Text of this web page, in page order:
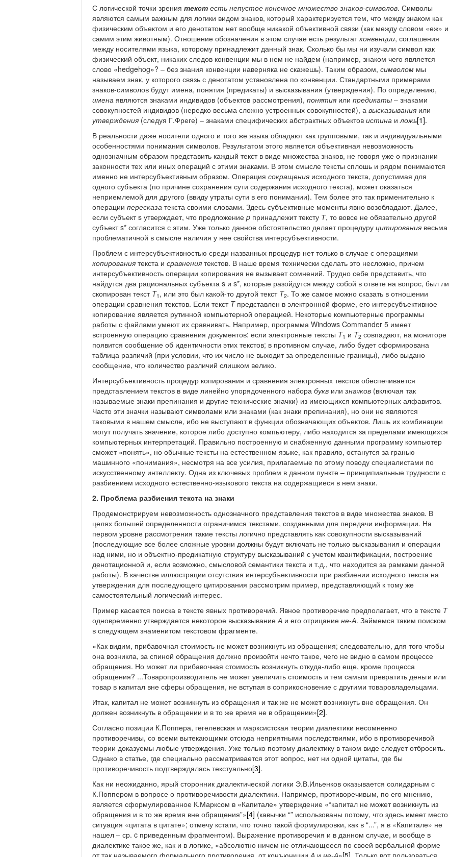
С логической точки зрения текст есть непустое конечное множество знаков-символов. Символы
являются самым важным для логики видом знаков, который характеризуется тем, что между знаком как
физическим объектом и его денотатом нет вообще никакой объективной связи (как между словом «еж» и
самим этим животным). Отношение обозначения в этом случае есть результатконвенции, соглашения
между носителями языка, которому принадлежит данный знак. Сколько бы мы ни изучали символ как
физический объект, никаких следов конвенции мы в нем не найдем (например, знаком чего является
слово «hedgehog»? – без знания конвенции наверняка не скажешь). Таким образом, символом мы
называем знак, у которого связь с денотатом установлена по конвенции. Стандартными примерами
знаков-символов будут имена, понятия (предикаты) и высказывания (утверждения). По определению,
имена являются знаками индивидов (объектов рассмотрения), понятия или предикаты – знаками
совокупностей индивидов (нередко весьма сложно устроенных совокупностей), а высказывания или
утверждения (следуя Г.Фреге) – знаками специфических абстрактных объектов истина иложь[1].
В реальности даже носители одного и того же языка обладают как групповыми, так и индивидуальными
особенностями понимания символов. Результатом этого является объективная невозможность
однозначным образом представить каждый текст в виде множества знаков, не говоря уже о признании
законности тех или иных операций с этими знаками. В этом смысле тексты сплошь и рядом понимаются
именно не интерсубъективным образом. Операция сокращения исходного текста, допустимая для
одного субъекта (по причине сохранения сути содержания исходного текста), может оказаться
неприемлемой для другого (ввиду утраты сути в его понимании). Тем более это так применительно к
операции пересказа текста своими словами. Здесь субъективные моменты явно возобладают. Далее,
если субъект s утверждает, что предложение p принадлежит тексту Т, то вовсе не обязательно другой
субъект s* согласится с этим. Уже только данное обстоятельство делает процедуру цитирования весьма
проблематичной в смысле наличия у нее свойства интерсубъективности.
Проблем с интерсубъективностью среди названных процедур нет только в случае с операциями
копирования текста и сравнения текстов. В наше время технически сделать это несложно, причем
интерсубъективность операции копирования не вызывает сомнений. Трудно себе представить, что
найдутся два рациональных субъекта s и s*, которые разойдутся между собой в ответе на вопрос, был ли
скопирован текст T1 , или это был какой-то другой текст T2. То же самое можно сказать в отношении
операции сравнения текстов. Если текст Tпредставлен в электронной форме, его интерсубъективное
копирование является рутинной компьютерной операцией. Некоторые компьютерные программы
работы с файлами умеют их сравнивать. Например, программа Windows Commander 5 имеет
встроенную операцию сравнения документов: если электронные тексты T1 и T2 совпадают, на мониторе
появится сообщение об идентичности этих текстов; в противном случае, либо будет сформирована
таблица различий (при условии, что их число не выходит за определенные границы), либо выдано
сообщение, что количество различий слишком велико.
Интерсубъективность процедур копирования и сравнения электронных текстов обеспечивается
представлением текстов в виде линейно упорядоченного набора букв или значков (включая так
называемые знаки препинания и другие технические значки) из имеющихся компьютерных алфавитов.
Часто эти значки называют символами или знаками (как знаки препинания), но они не являются
таковыми в нашем смысле, ибо не выступают в функции обозначающих объектов. Лишь их комбинации
могут получать значение, которое либо доступно компьютеру, либо находится за пределами имеющихся
компьютерных интерпретаций. Правильно построенную и снабженную данными программу компьютер
сможет «понять», но обычные тексты на естественном языке, как правило, останутся за гранью
машинного «понимания», несмотря на все усилия, прилагаемые по этому поводу специалистами по
искусственному интеллекту. Одна из ключевых проблем в данном пункте – принципиальные трудности с
разбиением исходного естественно-языкового текста на содержащиеся в нем знаки.
2. Проблема разбиения текста на знаки
Продемонстрируем невозможность однозначного представления текстов в виде множества знаков. В
целях большей определенности ограничимся текстами, созданными для передачи информации. На
первом уровне рассмотрения такие тексты логично представлять как совокупности высказываний
(последующие все более сложные уровни должны будут включать не только высказывания и операции
над ними, но и объектно-предикатную структуру высказываний с учетом квантификации, построение
денотационной и, если возможно, смысловой семантики текста и т.д., что находится за рамками данной
работы). В качестве иллюстрации отсутствия интерсубъективности при разбиении исходного текста на
утверждения для последующего цитирования рассмотрим пример, представляющий к тому же
самостоятельный логический интерес.
Пример касается поиска в тексте явных противоречий. Явное противоречие предполагает, что в тексте Т
одновременно утверждается некоторое высказываниеА и его отрицание не-А. Займемся таким поиском
в следующем знаменитом текстовом фрагменте.
«Как видим, прибавочная стоимость не может возникнуть из обращения; следовательно, для того чтобы
она возникла, за спиной обращения должно произойти нечто такое, чего не видно в самом процессе
обращения. Но может ли прибавочная стоимость возникнуть откуда-либо еще, кроме процесса
обращения? ...Товаропроизводитель не может увеличить стоимость и тем самым превратить деньги или
товар в капитал вне сферы обращения, не вступая в соприкосновение с другими товаровладельцами.
Итак, капитал не может возникнуть из обращения и так же не может возникнуть вне обращения. Он
должен возникнуть в обращении и в то же время не в обращении»[2].
Согласно позиции К.Поппера, гегелевская и марксистская теории диалектики несомненно
противоречивы, со всеми вытекающими отсюда неприятными последствиями, ибо в противоречивой
теории доказуемы любые утверждения. Уже только поэтому диалектику в таком виде следует отбросить.
Однако в статье, где специально рассматривается этот вопрос, нет ни одной цитаты, где бы
противоречивость подтверждалась текстуально[3].
Как ни неожиданно, ярый сторонник диалектической логики Э.В.Ильенков оказывается солидарным с
К.Поппером в вопросе о противоречивости диалектики. Например, противоречивым, по его мнению,
является сформулированное К.Марксом в «Капитале» утверждение «“капитал не может возникнуть из
обращения и в то же время вне обращения”»[4] (кавычки “” использованы потому, что здесь имеет место
ситуация «цитата в цитате»; отмечу кстати, что точно такой формулировки, как в “...”, я в «Капитале» не
нашел – ср. c приведенным фрагментом). Выражение противоречия и в данном случае, и вообще в
диалектике такое же, как и в логике, «абсолютно ничем не отличающееся по своей вербальной форме
от так называемого формального противоречия, от конъюнкции А и не-А»[5] . Только вот пользоваться